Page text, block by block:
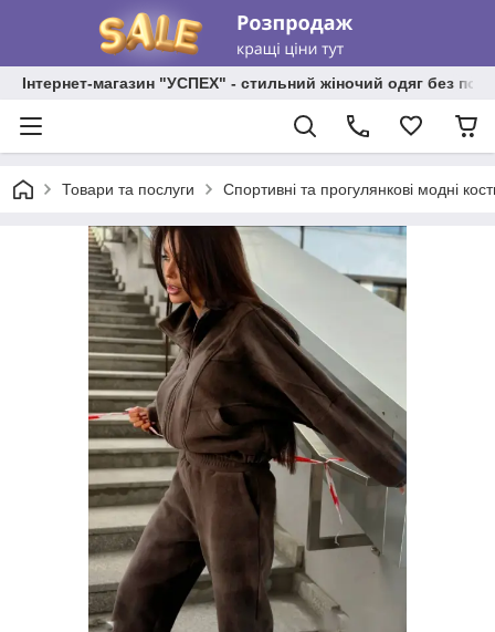
Інтернет-магазин "УСПЕХ" - стильний жіночий одяг без
Товари та послуги Спортивні та прогулянкові модні